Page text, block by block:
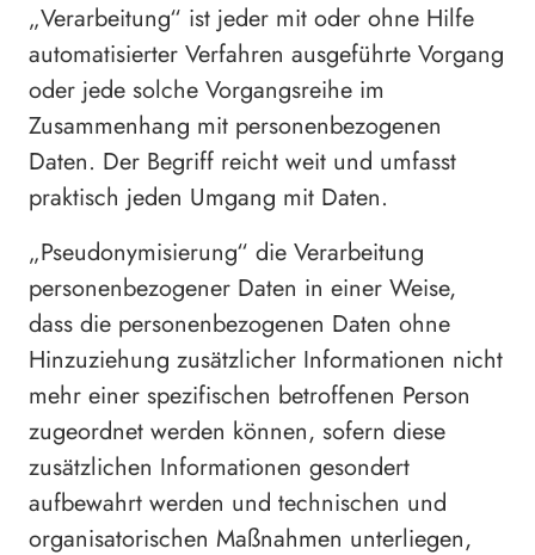
„Verarbeitung“ ist jeder mit oder ohne Hilfe
automatisierter Verfahren ausgeführte Vorgang
oder jede solche Vorgangsreihe im
Zusammenhang mit personenbezogenen
Daten. Der Begriff reicht weit und umfasst
praktisch jeden Umgang mit Daten.
„Pseudonymisierung“ die Verarbeitung
personenbezogener Daten in einer Weise,
dass die personenbezogenen Daten ohne
Hinzuziehung zusätzlicher Informationen nicht
mehr einer spezifischen betroffenen Person
zugeordnet werden können, sofern diese
zusätzlichen Informationen gesondert
aufbewahrt werden und technischen und
organisatorischen Maßnahmen unterliegen,